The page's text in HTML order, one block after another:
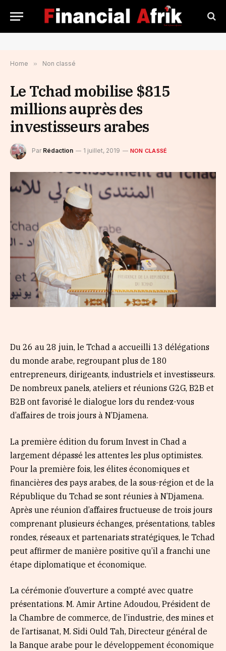
Home » Non classé
Le Tchad mobilise $815
millions auprès des
investisseurs arabes
Par Rédaction 1 juillet, 2019 NON CLASSÉ
Du 26 au 28 juin, le Tchad a accueilli 13 délégations
du monde arabe, regroupant plus de 180
entrepreneurs, dirigeants, industriels et investisseurs.
De nombreux panels, ateliers et réunions G2G, B2B et
B2B ont favorisé le dialogue lors du rendez-vous
d’affaires de trois jours à N’Djamena.
La première édition du forum Invest in Chad a
largement dépassé les attentes les plus optimistes.
Pour la première fois, les élites économiques et
financières des pays arabes, de la sous-région et de la
République du Tchad se sont réunies à N’Djamena.
Après une réunion d’affaires fructueuse de trois jours
comprenant plusieurs échanges, présentations, tables
rondes, réseaux et partenariats stratégiques, le Tchad
peut affirmer de manière positive qu’il a franchi une
étape diplomatique et économique.
La cérémonie d’ouverture a compté avec quatre
présentations. M. Amir Artine Adoudou, Président de
la Chambre de commerce, de l’industrie, des mines et
de l’artisanat, M. Sidi Ould Tah, Directeur général de
la Banque arabe pour le développement économique